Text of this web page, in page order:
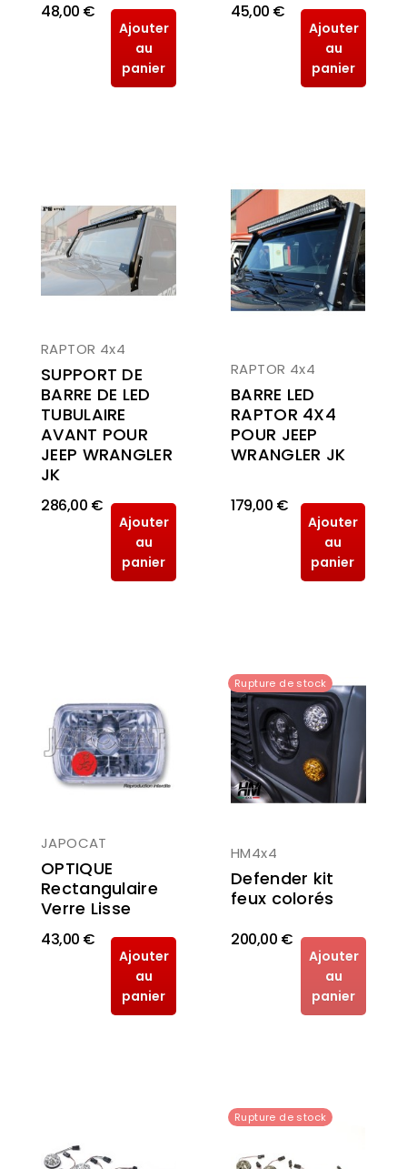
48,00 €
Ajouter
au
panier
45,00 €
Ajouter
au
panier
RAPTOR 4x4
SUPPORT DE
BARRE DE LED
TUBULAIRE
AVANT POUR
JEEP WRANGLER
JK
286,00 €
Ajouter
au
panier
RAPTOR 4x4
BARRE LED
RAPTOR 4X4
POUR JEEP
WRANGLER JK
179,00 €
Ajouter
au
panier
JAPOCAT
OPTIQUE
Rectangulaire
Verre Lisse
43,00 €
Ajouter
au
panier
Rupture de stock
HM4x4
Defender kit
feux colorés
200,00 €
Ajouter
au
panier
Rupture de stock